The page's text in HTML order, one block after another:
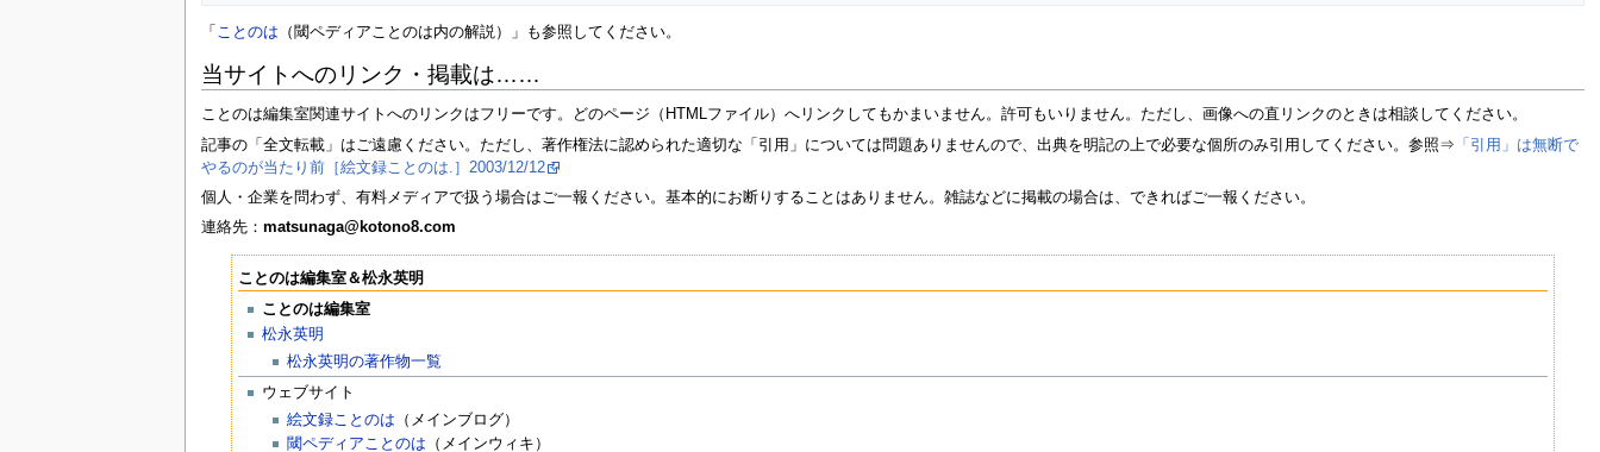
「 ことのは （閾ペディアことのは内の解説）」も参照してください。
当サイトへのリンク・掲載は……
ことのは編集室関連サイトへのリンクはフリーです。どのページ（HTMLファイル）へリンクしてもかまいません。許可もいりません。ただし、画像への直リンクのときは相談してください。
記事の「全文転載」はご遠慮ください。ただし、著作権法に認められた適切な「引用」については問題ありませんので、出典を明記の上で必要な個所のみ引用してください。参照⇒ 「引用」は無断で
やるのが当たり前［絵文録ことのは.］2003/12/12
個人・企業を問わず、有料メディアで扱う場合はご一報ください。基本的にお断りすることはありません。雑誌などに掲載の場合は、できればご一報ください。
連絡先： matsunaga@kotono8.com
ことのは編集室＆松永英明
ことのは編集室
松永英明
松永英明の著作物一覧
ウェブサイト
絵文録ことのは （メインブログ）
閾ペディアことのは （メインウィキ）